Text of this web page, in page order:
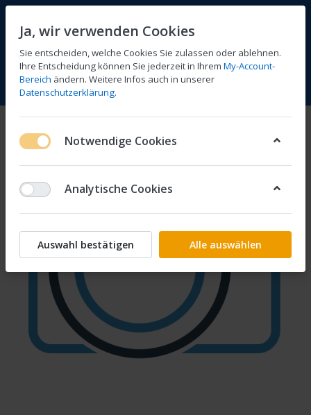
Menü Anmelden Vergleichen Wunschliste
Ja, wir verwenden Cookies
Sie entscheiden, welche Cookies Sie zulassen oder ablehnen.
Ihre Entscheidung können Sie jederzeit in Ihrem My-Account-
Bereich ändern. Weitere Infos auch in unserer
Datenschutzerklärung.
Notwendige Cookies
Analytische Cookies
Auswahl bestätigen Alle auswählen